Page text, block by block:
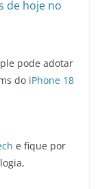
de hoje no
pode adotar
do iPhone 18
e fique por